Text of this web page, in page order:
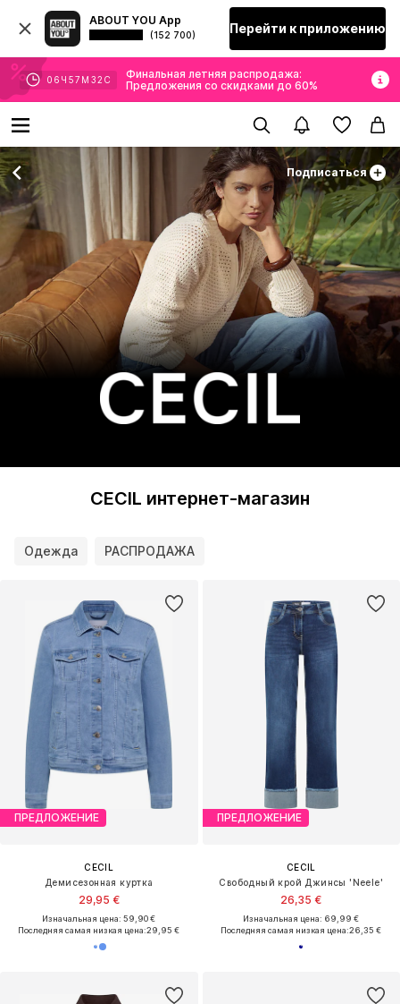
ABOUT YOU App
(152 700) Перейти к приложению
06 Ч 57 М 30 С
Финальная летняя распродажа:
Предложения со скидками до 60%
Подписаться
CECIL интернет-магазин
Одежда РАСПРОДАЖА
ПРЕДЛОЖЕНИЕ
CECIL
Демисезонная куртка
29,95 €
Изначальная цена: 59,90 €
Последняя самая низкая цена:29,95 €
ПРЕДЛОЖЕНИЕ
CECIL
Свободный крой Джинсы 'Neele'
26,35 €
Изначальная цена: 69,99 €
Последняя самая низкая цена:26,35 €